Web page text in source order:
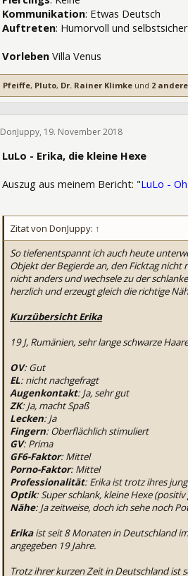
Kommunikation: Etwas Deutsch
Auftreten: Humorvoll und selbstsicher
Vorleben Villa Venus
Pfeiffe, Pluto, Dr. Rainer Klimke und 2 andere
DonJuppy, 19. November 2018
LuLo - Erika, die kleine Hexe
Auszug aus meinem Bericht: "LuLo -
Zitat von DonJuppy: ↑
So tiefenentspannt ich auch heute
Objekt der Begierde an, den Ficktag
nicht anders und wechsele zu der
herzlich und erzeugt gleich die richtige
Kurzübersicht Erika
19 J, Rumänien, sehr lange schwarze
OV: Gut
EL: nicht nachgefragt
Augenkontakt: Ja, sehr gut
ZK: Ja, macht Spaß
Lecken: Ja
Fingern: Oberflächlich stimuliert
GV: Prima
GF6-Faktor: Mittel
Porno-Faktor: Mittel
Professionalität: Erika ist trotz ihres
Optik: Super schlank, kleine Hexe
Nähe: Ja zeitweise, doch ich sehe noch
Erikaist seit 8 Monaten in Deutschland
angegeben 19 Jahre.
Trotz ihrer kurzen Zeit in Deutschland ist